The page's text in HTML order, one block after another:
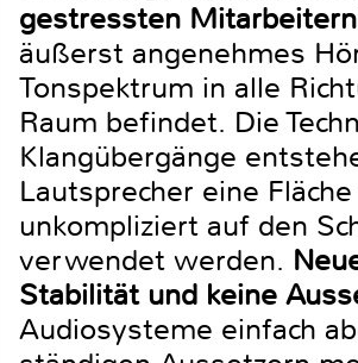
gestressten Mitarbeitern
äußerst angenehmes
Tonspektrum in alle
Raum befindet. Die
Klangübergänge
Lautsprecher eine
unkompliziert auf den
verwendet werden.
Stabilität und keine
Audiosysteme einfach